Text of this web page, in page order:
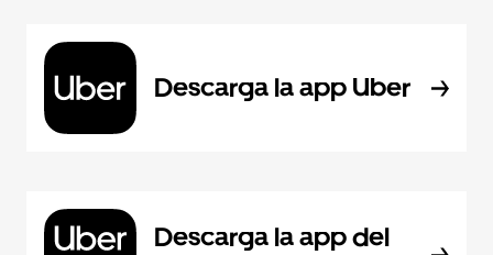
Descarga la app Uber
Descarga la app del